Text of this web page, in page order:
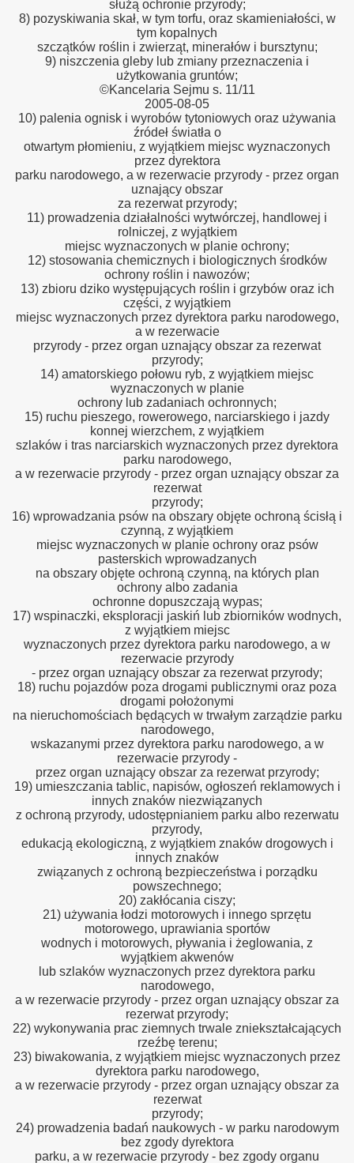
służą ochronie przyrody;
8) pozyskiwania skał, w tym torfu, oraz skamieniałości, w
tym kopalnych
szczątków roślin i zwierząt, minerałów i bursztynu;
9) niszczenia gleby lub zmiany przeznaczenia i
użytkowania gruntów;
©Kancelaria Sejmu s. 11/11
2005-08-05
10) palenia ognisk i wyrobów tytoniowych oraz używania
źródeł światła o
otwartym płomieniu, z wyjątkiem miejsc wyznaczonych
przez dyrektora
parku narodowego, a w rezerwacie przyrody - przez organ
uznający obszar
za rezerwat przyrody;
11) prowadzenia działalności wytwórczej, handlowej i
rolniczej, z wyjątkiem
miejsc wyznaczonych w planie ochrony;
12) stosowania chemicznych i biologicznych środków
ochrony roślin i nawozów;
13) zbioru dziko występujących roślin i grzybów oraz ich
części, z wyjątkiem
miejsc wyznaczonych przez dyrektora parku narodowego,
a w rezerwacie
przyrody - przez organ uznający obszar za rezerwat
przyrody;
14) amatorskiego połowu ryb, z wyjątkiem miejsc
wyznaczonych w planie
ochrony lub zadaniach ochronnych;
15) ruchu pieszego, rowerowego, narciarskiego i jazdy
konnej wierzchem, z wyjątkiem
szlaków i tras narciarskich wyznaczonych przez dyrektora
parku narodowego,
a w rezerwacie przyrody - przez organ uznający obszar za
rezerwat
przyrody;
16) wprowadzania psów na obszary objęte ochroną ścisłą i
czynną, z wyjątkiem
miejsc wyznaczonych w planie ochrony oraz psów
pasterskich wprowadzanych
na obszary objęte ochroną czynną, na których plan
ochrony albo zadania
ochronne dopuszczają wypas;
17) wspinaczki, eksploracji jaskiń lub zbiorników wodnych,
z wyjątkiem miejsc
wyznaczonych przez dyrektora parku narodowego, a w
rezerwacie przyrody
- przez organ uznający obszar za rezerwat przyrody;
18) ruchu pojazdów poza drogami publicznymi oraz poza
drogami położonymi
na nieruchomościach będących w trwałym zarządzie parku
narodowego,
wskazanymi przez dyrektora parku narodowego, a w
rezerwacie przyrody -
przez organ uznający obszar za rezerwat przyrody;
19) umieszczania tablic, napisów, ogłoszeń reklamowych i
innych znaków niezwiązanych
z ochroną przyrody, udostępnianiem parku albo rezerwatu
przyrody,
edukacją ekologiczną, z wyjątkiem znaków drogowych i
innych znaków
związanych z ochroną bezpieczeństwa i porządku
powszechnego;
20) zakłócania ciszy;
21) używania łodzi motorowych i innego sprzętu
motorowego, uprawiania sportów
wodnych i motorowych, pływania i żeglowania, z
wyjątkiem akwenów
lub szlaków wyznaczonych przez dyrektora parku
narodowego,
a w rezerwacie przyrody - przez organ uznający obszar za
rezerwat przyrody;
22) wykonywania prac ziemnych trwale zniekształcających
rzeźbę terenu;
23) biwakowania, z wyjątkiem miejsc wyznaczonych przez
dyrektora parku narodowego,
a w rezerwacie przyrody - przez organ uznający obszar za
rezerwat
przyrody;
24) prowadzenia badań naukowych - w parku narodowym
bez zgody dyrektora
parku, a w rezerwacie przyrody - bez zgody organu